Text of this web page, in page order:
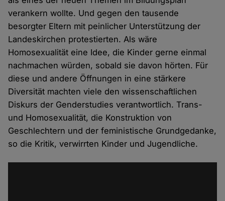
verankern wollte. Und gegen den tausende
besorgter Eltern mit peinlicher Unterstützung der
Landeskirchen protestierten. Als wäre
Homosexualität eine Idee, die Kinder gerne einmal
nachmachen würden, sobald sie davon hörten. Für
diese und andere Öffnungen in eine stärkere
Diversität machten viele den wissenschaftlichen
Diskurs der Genderstudies verantwortlich. Trans-
und Homosexualität, die Konstruktion von
Geschlechtern und der feministische Grundgedanke,
so die Kritik, verwirrten Kinder und Jugendliche.